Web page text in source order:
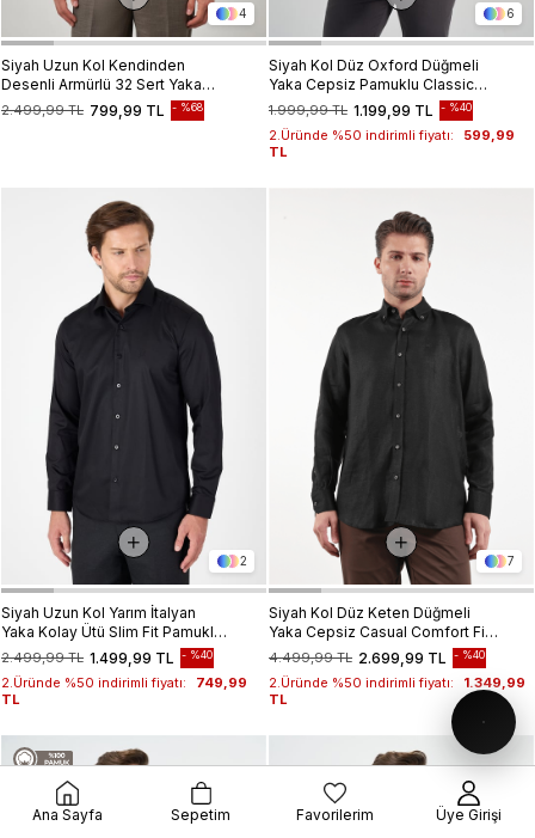
4
Siyah Uzun Kol Kendinden
Desenli Armürlü 32 Sert Yaka
Classic Slim Fit Gömlek
1004245152
799,99 TL
2.499,99 TL %68
6
Siyah Kol Düz Oxford Düğmeli
Yaka Cepsiz Pamuklu Classic
Slim Fit Gömlek 1004250168
1.199,99 TL
1.999,99 TL %40
2.Üründe %50 indirimli fiyatı:
599,99
TL
2
Siyah Uzun Kol Yarım İtalyan
Yaka Kolay Ütü Slim Fit Pamuklu
Gömlek 1004250267
1.499,99 TL
2.499,99 TL %40
2.Üründe %50 indirimli fiyatı:
749,99
TL
7
Siyah Kol Düz Keten Düğmeli
Yaka Cepsiz Casual Comfort Fit
Gömlek 1004250114
2.699,99 TL
4.499,99 TL %40
2.Üründe %50 indirimli fiyatı:
1.349,99
TL
Ana Sayfa Sepetim Favorilerim Üye Girişi